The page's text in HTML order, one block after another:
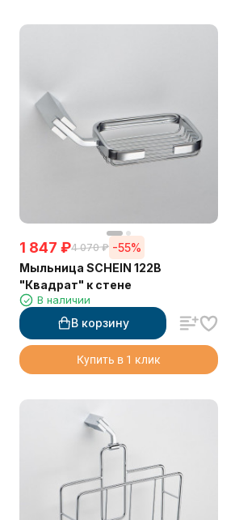
1 847 ₽4 070 ₽ -55%
Мыльница SCHEIN 122B
"Квадрат" к стене
В наличии
В корзину
Купить в 1 клик